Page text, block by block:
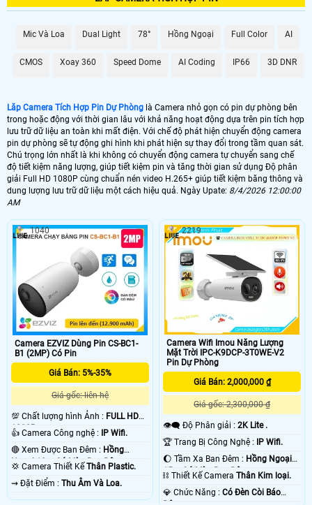
nét. chuẩn nén video H.265+ tiên tiến giúp tiết kiệm dung lượng lưu trữ trong
mà không lo sợ bị lỗi hay mất mát.
trong việc giám sát mà còn được ổn hơn với chất lượng hình ảnh và dữ liệu lưu
trữ đỉnh cao, đáp ứng mọi nhu cầu của bạn trong việc theo dõi và bảo vệ an
Mic Và Loa Dual Light 78° Hồng Ngoại Full Color AI
CMOS Xoay 360 Speed Dome AI Coding IP66 3D DNR
Lăp Camera Tích Hợp Pin Dự Phòng là Camera nhỏ gọn có pin dự phòng bên
trong hoặc động với thời gian lâu với khả năng hoạt động dựa trên pin tích hợp
lưu trữ dữ liệu an toàn khi mất điện. Với chế độ phát hiện chuyển động camera
pin dự phòng sẽ tự động ghi hình khi phát hiện sự thay đổi trong tầm quan sát.
Chú trọng lớn nhất là khi không có chuyển động camera tự chuyển sang chế
độ tiết kiệm năng lượng, giúp tiết kiệm pin và tăng thời gian sử dụng Độ phân
giải Full HD 1080P cùng chuẩn nén video H.265+ giúp tiết kiệm băng thông và
dung lượng lưu trữ dữ liệu một cách hiệu quả. Ngày Upate: 8/4/2026 12:00:00
AM
Camera EZVIZ Dùng Pin CS-BC1-
B1 (2MP) Có Pin
Giá Bán: 5%-35%
Giá gốc: liên hệ
💯 Chất lượng hình Ảnh : FULL HD
1080P .
👍 Camera Công nghệ :
IP Wifi.
🔴 Xem Được Ban Đêm : Hồng
Ngoại 10m Có Màu Ban Ðêm.
💢 Camera Thiết Kế Thân Plastic.
️⇝ Đặt Điểm : Thu Âm Và Loa.
1040
Camera Wifi Imou Năng Lượng
Mặt Trời IPC-K9DCP-3T0WE-V2
Pin Dự Phòng
Giá Bán: 2,000,000 ₫
Giá gốc: 2,300,000 ₫
👁️‍🗨 Độ Phân giải :2K Lite .
🏆 Trang Bị Công Nghệ :
IP Wifi.
🌔 Tầm Xa Ban Đêm : Hồng Ngoại
15m Có Màu Ban Ðêm.
⛓ Thiết Kế CameraThân Kim loại.
️💎 Chức Năng :Có Ðèn Còi Báo
2219